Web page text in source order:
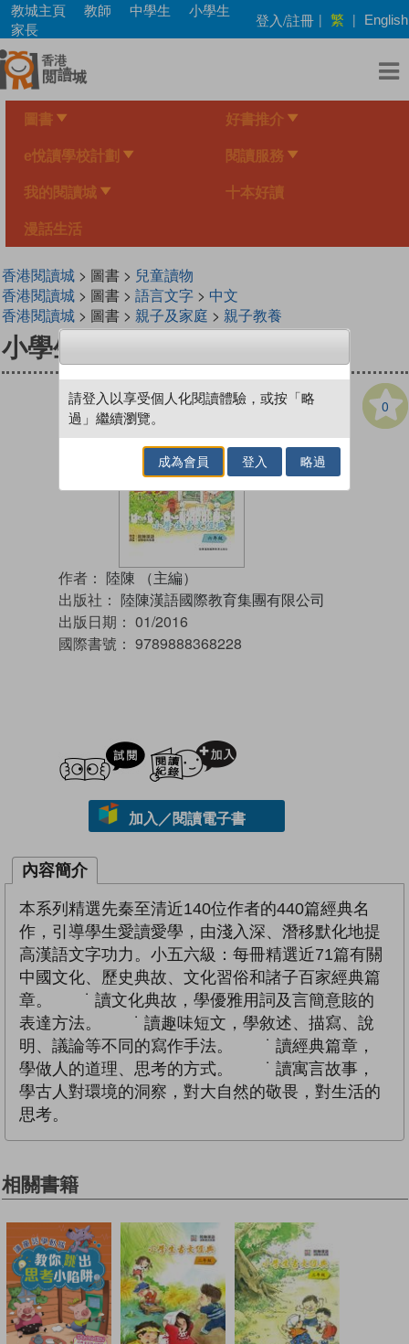
Skip
main
content
教城主頁 教師 中學生
小學生
家長
登入/註冊 | 繁 | English
圖書 好書推介
e悅讀學校計劃 閱讀服務
我的閱讀城 十本好讀
漫話生活
香港閱讀城> 圖書 > 兒童讀物
香港閱讀城> 圖書 > 語言文字> 中文
香港閱讀城> 圖書 > 親子及家庭 > 親子教養
小學生古文經典．六年級
0
作者： 陸陳 （主編）
出版社： 陸陳漢語國際教育集團有限公司
出版日期： 01/2016
國際書號： 9789888368228
試閲
加入／閱讀電子書
內容簡介
本系列精選先秦至清近140位作者的440篇經典名
作，引導學生愛讀愛學，由淺入深、潛移默化地提
高漢語文字功力。小五六級：每冊精選近71篇有關
中國文化、歷史典故、文化習俗和諸子百家經典篇
章。 ˙ 讀文化典故，學優雅用詞及言簡意賅的
表達方法。 ˙ 讀趣味短文，學敘述、描寫、說
明、議論等不同的寫作手法。 ˙ 讀經典篇章，
學做人的道理、思考的方式。 ˙ 讀寓言故事，
學古人對環境的洞察，對大自然的敬畏，對生活的
思考。
相關書籍
請登入以享受個人化閱讀體驗，或按「略
過」繼續瀏覽。
成為會員 登入 略過